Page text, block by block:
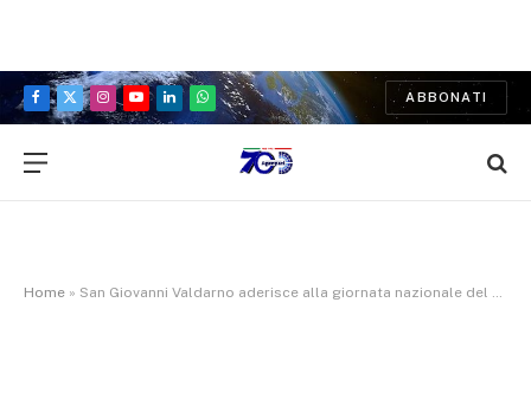
Facebook
X
Instagram
YouTubeLinkedInWhatsApp
ABBONATI
Home » San Giovanni Valdarno aderisce alla giornata nazionale del Fiocchetto lilla